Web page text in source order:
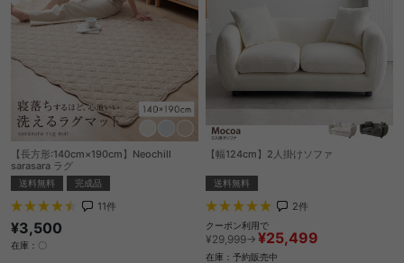
【長方形:140cm×190cm】Neochill
sarasara ラグ
送料無料 完成品
11件
¥3,500
在庫：〇
【幅124cm】2人掛けソファ
送料無料
2件
クーポン利用で
¥29,999→ ¥25,499
在庫：予約販売中